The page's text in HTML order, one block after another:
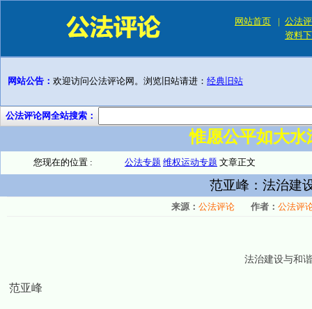
网站首页 | 公法
资料
网站公告： 欢迎访问公法评论网。浏览旧站请进： 经典旧站
公法评论网全站搜索：
惟愿公平如大
您现在的位置 : 公法专题 维权运动专题 文章正文
范亚峰：法治建
来源： 公法评论 作者： 公法评
法治建设与和
范亚峰